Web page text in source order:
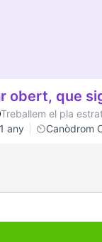
obert, que
Treballem el pla
1 any
Canòdrom